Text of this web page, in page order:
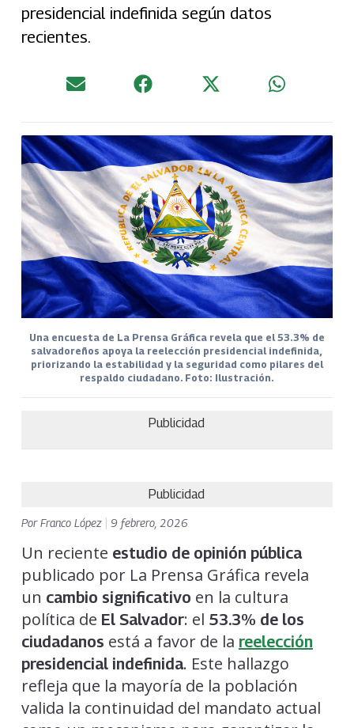
presidencial indefinida según datos
recientes.
Una encuesta de La Prensa Gráfica revela que el 53.3% de
salvadoreños apoya la reelección presidencial indefinida,
priorizando la estabilidad y la seguridad como pilares del
respaldo ciudadano. Foto: Ilustración.
Publicidad
Publicidad
PorFranco López 9 febrero, 2026
Un reciente estudio de opinión pública
publicado por La Prensa Gráfica revela
un cambio significativo en la cultura
política de El Salvador: el 53.3% de los
ciudadanos está a favor de la reelección
presidencial indefinida. Este hallazgo
refleja que la mayoría de la población
valida la continuidad del mandato actual